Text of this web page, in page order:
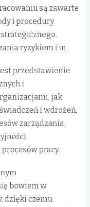
są zawarte
i procedury
ryzykiem i in.
przedstawienie
i
jak
i wdrożeń,
zarządzania,
pracy.
bowiem w
dzięki czemu